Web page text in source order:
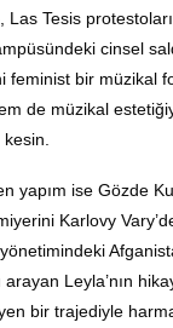
Las Tesis
cinsel
feminist bir müzikal
de müzikal
kesin.
yapım ise Gözde
Karlovy
arayan Leyla’nın
bir trajediyle